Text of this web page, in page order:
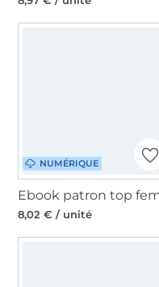
NUMÉRIQUE
8,02 € / unité